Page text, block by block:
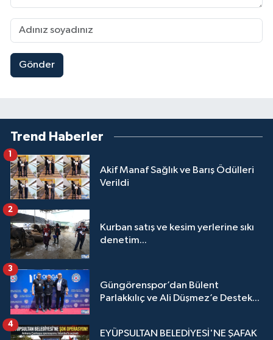
Gönder
Trend Haberler
Akif Manaf Sağlık ve Barış Ödülleri
Verildi
1
Kurban satış ve kesim yerlerine sıkı
denetim...
2
Güngörenspor’dan Bülent
Parlakkılıç ve Ali Düşmez’e Destek...
3
EYÜPSULTAN BELEDİYESİ'NE ŞAFAK
4